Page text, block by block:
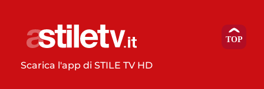
Scarica l'app di STILE TV HD